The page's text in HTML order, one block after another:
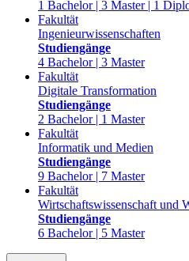
1 Bachelor | 3 Master | 1
Fakultät
Ingenieurwissenschaften
Studiengänge
4 Bachelor | 3 Master
Fakultät
Digitale Transformation
Studiengänge
2 Bachelor | 1 Master
Fakultät
Informatik und Medien
Studiengänge
9 Bachelor | 7 Master
Fakultät
Wirtschaftswissenschaft und
Studiengänge
6 Bachelor | 5 Master